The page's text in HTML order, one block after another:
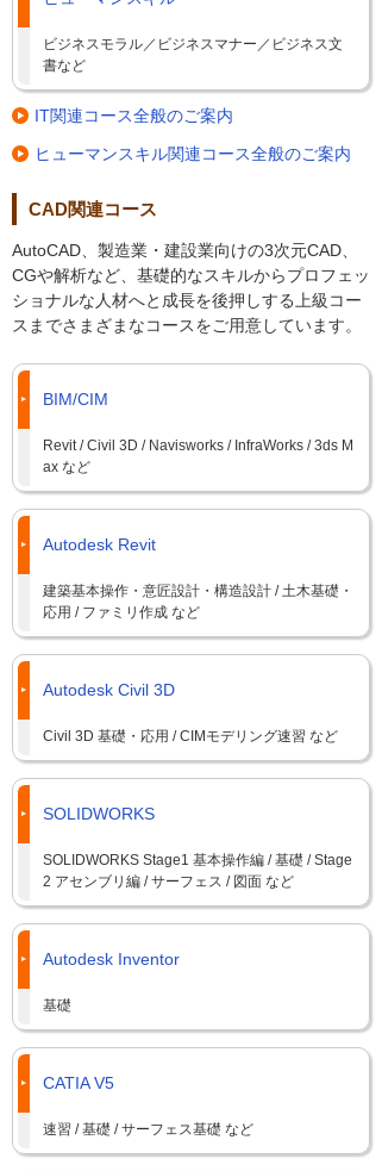
ビジネスモラル／ビジネスマナー／ビジネス文
書など
IT関連コース全般のご案内
ヒューマンスキル関連コース全般のご案内
CAD関連コース
AutoCAD、製造業・建設業向けの3次元CAD、
CGや解析など、基礎的なスキルからプロフェッ
ショナルな人材へと成長を後押しする上級コー
スまでさまざまなコースをご用意しています。
BIM/CIM
Revit / Civil 3D / Navisworks / InfraWorks / 3ds M
ax など
Autodesk Revit
建築基本操作・意匠設計・構造設計 / 土木基礎・
応用 / ファミリ作成 など
Autodesk Civil 3D
Civil 3D 基礎・応用 / CIMモデリング速習 など
SOLIDWORKS
SOLIDWORKS Stage1 基本操作編 / 基礎 / Stage
2 アセンブリ編 / サーフェス / 図面 など
Autodesk Inventor
基礎
CATIA V5
速習 / 基礎 / サーフェス基礎 など